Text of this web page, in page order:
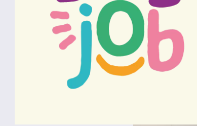
autour
CHU de Brest